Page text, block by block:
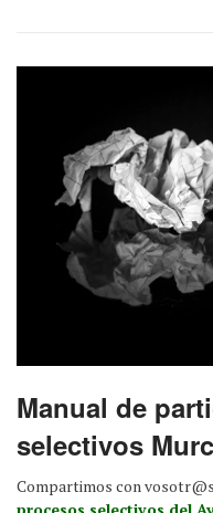
Manual de
selectivos
Compartimos con